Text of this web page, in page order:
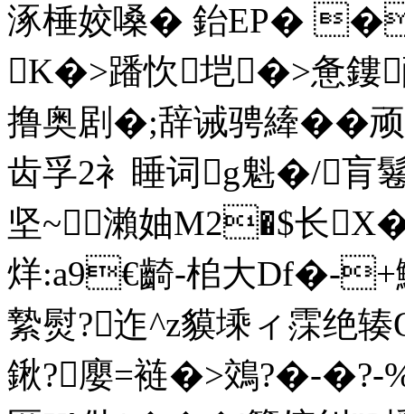
涿棰姣嗓� 鈶EP�
K�>蹯 忺垲�>惫鏤
撸奥剧�;辞诫骋縴��
齿孚2衤睡词g魁�/肓
坚~瀨妯M2�$长
烊:a9€齮-桘大Df�-+
縶熨?迮^z貘塖ィ霂
鍬?廮=裢�>鵁?�-�?-